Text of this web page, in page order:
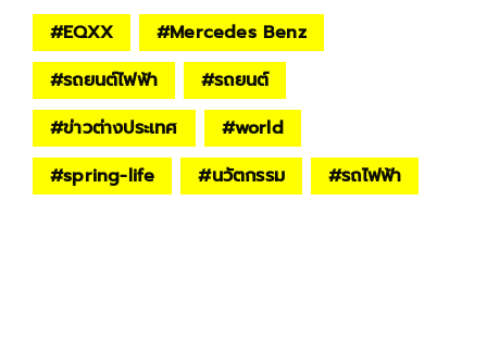
#EQXX #Mercedes Benz
#รถยนต์ไฟฟ้า #รถยนต์
#ข่าวต่างประเทศ #world
#spring-life #นวัตกรรม #รถไฟฟ้า